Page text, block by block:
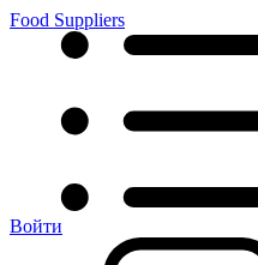
Food Suppliers
Войти